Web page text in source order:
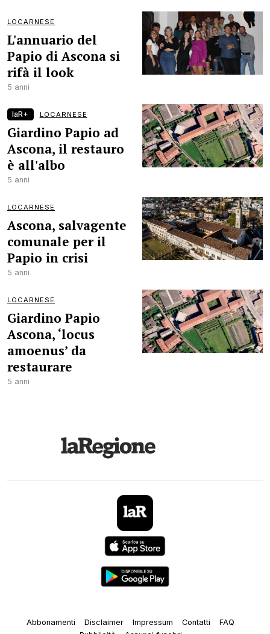
LOCARNESE
L'annuario del
Papio di Ascona si
rifà il look
5 anni
laR+ LOCARNESE
Giardino Papio ad
Ascona, il restauro
è all'albo
5 anni
LOCARNESE
Ascona, salvagente
comunale per il
Papio in crisi
5 anni
LOCARNESE
Giardino Papio
Ascona, ‘locus
amoenus’ da
restaurare
5 anni
Abbonamenti Disclaimer Impressum Contatti
FAQ